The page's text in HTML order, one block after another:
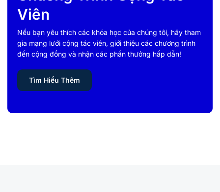
Viên
Nếu bạn yêu thích các khóa học của chúng tôi, hãy tham
gia mạng lưới cộng tác viên, giới thiệu các chương trình
đến cộng đồng và nhận các phần thưởng hấp dẫn!
Tìm Hiểu Thêm